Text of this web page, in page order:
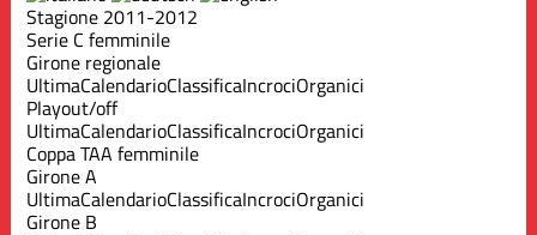
Stagione 2011-2012
Serie C femminile
Girone regionale
UltimaCalendarioClassificaIncrociOrganici
Playout/off
UltimaCalendarioClassificaIncrociOrganici
Coppa TAA femminile
Girone A
UltimaCalendarioClassificaIncrociOrganici
Girone B